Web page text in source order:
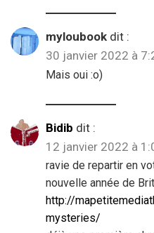
myloubook dit :
30 janvier 2022 à
Mais oui :o)
Bidib dit :
12 janvier 2022 à
ravie de repartir en
nouvelle année de
http://
mysteries/